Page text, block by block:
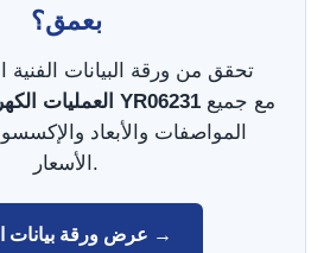
بعمق؟
تحقق من ورقة البيانات الفنية
العمليات الكهربائية الهيدروليكية YR06231مع جميع
المواصفات والأبعاد
الأسعار.
عرض ورقة بيانات المنتج →